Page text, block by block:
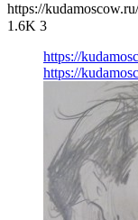
https://
1.6K 3
https://
https://